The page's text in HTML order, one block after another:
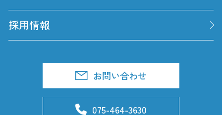
採用情報
お問い合わせ
075-464-3630